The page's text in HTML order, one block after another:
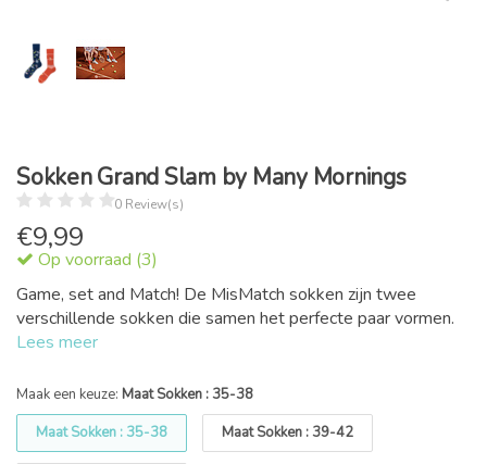
Sokken Grand Slam by Many Mornings
0 Review(s)
€9,99
Op voorraad (3)
Game, set and Match! De MisMatch sokken zijn twee
verschillende sokken die samen het perfecte paar vormen.
Lees meer
Maak een keuze: Maat Sokken : 35-38
Maat Sokken : 35-38
Maat Sokken : 39-42